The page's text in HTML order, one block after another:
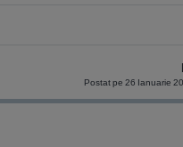
Postat pe 26 Ianuarie